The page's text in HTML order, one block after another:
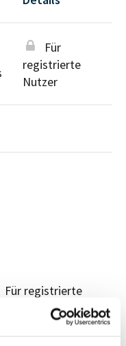
Für
registrierte
Nutzer
Für registrierte